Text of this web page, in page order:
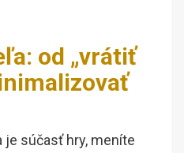
od „vrátiť
je súčasť hry, meníte